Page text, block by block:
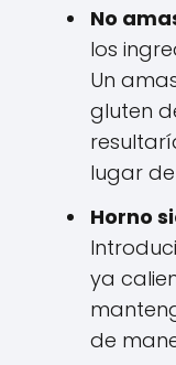
No
los
Un
gluten
lugar
Horno
ya
de